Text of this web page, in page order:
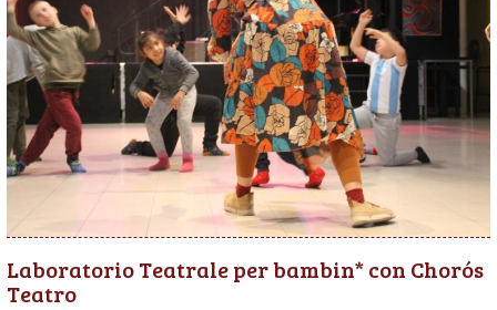
Laboratorio Teatrale per bambin* con Chorós
Teatro